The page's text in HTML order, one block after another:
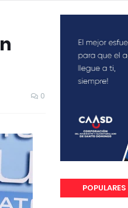
0
POPULARES